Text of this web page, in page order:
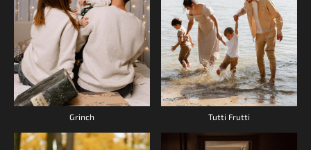
Grinch Tutti Frutti